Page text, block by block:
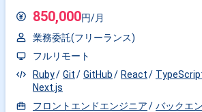
850,000円/月
業務委託(フリーランス)
フルリモート
Ruby
Git GitHub React
Next.js
フロントエンドエンジニア
バックエ